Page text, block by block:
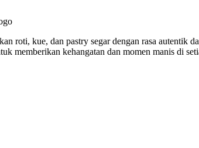
roti, kue, dan pastry segar dengan rasa autentik
memberikan kehangatan dan momen manis di